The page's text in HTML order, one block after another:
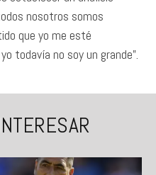
nosotros somos
que yo me esté
todavía no soy un grande”.